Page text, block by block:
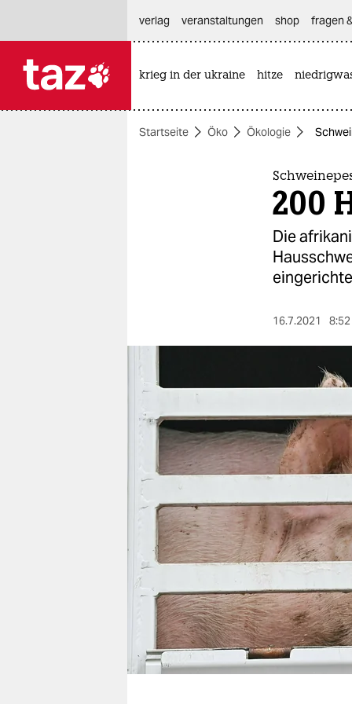
themen
nord
wahrheit
verlag
verlag
veranstaltungen
shop
fragen & hilfe
unterstützen
abo
genossenschaft
verlag
veranstaltungen shop fragen
krieg in der ukraine hitze
Startseite Öko Ökologie
200
Die
16.7.2021